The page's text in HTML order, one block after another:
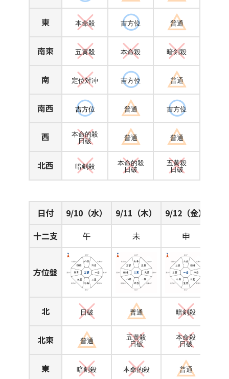
東 本命殺 吉方位 普通
南東 五黄殺 本命殺 暗剣殺
南 定位対冲 吉方位 普通
南西 吉方位 普通 吉方位
西
本命的殺
日破
普通 普通
北西 暗剣殺
本命的殺
日破
五黄殺
日破
日付 9/10（水） 9/11（木）
9/12（金）
十二支
午 未 申
方位盤
北 日破 普通 暗剣殺
北東 普通
五黄殺
日破
本命殺
日破
東 暗剣殺 本命的殺 普通